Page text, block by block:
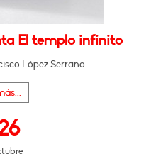
El templo infinito
López Serrano.